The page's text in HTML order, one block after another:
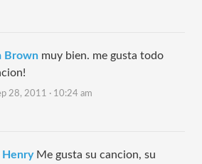
Brown muy bien. me gusta todo
28, 2011 · 10:24 am
Henry Me gusta su cancion, su